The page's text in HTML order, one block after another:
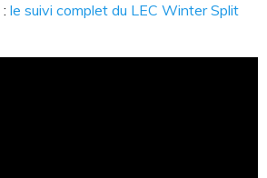
: le suivi complet du LEC Winter Split